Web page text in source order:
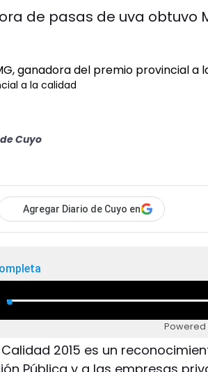
de pasas de uva obtuvo
a la calidad
Cuyo
Agregar Diario de Cuyo en
Powered
2015 es un
Pública y a las empresas